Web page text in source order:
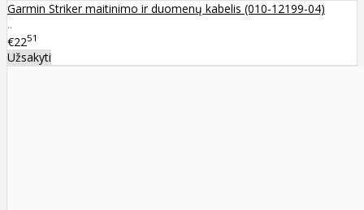
Garmin Striker maitinimo ir duomenų kabelis (010-12199-04)
..
€2251
Užsakyti